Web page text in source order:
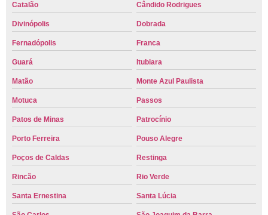
Catalão Cândido Rodrigues
Divinópolis Dobrada
Fernadópolis Franca
Guará Itubiara
Matão Monte Azul Paulista
Motuca Passos
Patos de Minas Patrocínio
Porto Ferreira Pouso Alegre
Poços de Caldas Restinga
Rincão Rio Verde
Santa Ernestina Santa Lúcia